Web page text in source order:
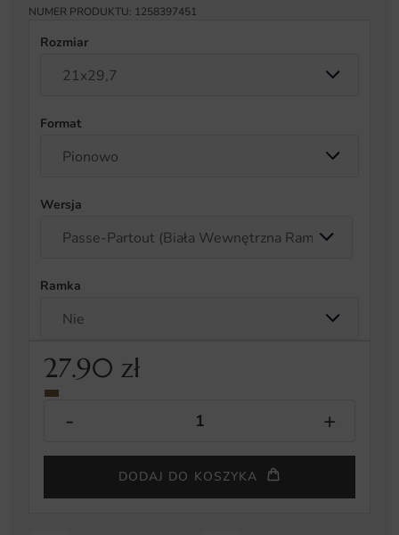
NUMER PRODUKTU: 1258397451
Rozmiar
Format
Wersja
Ramka
27.90 zł
DODAJ DO KOSZYKA